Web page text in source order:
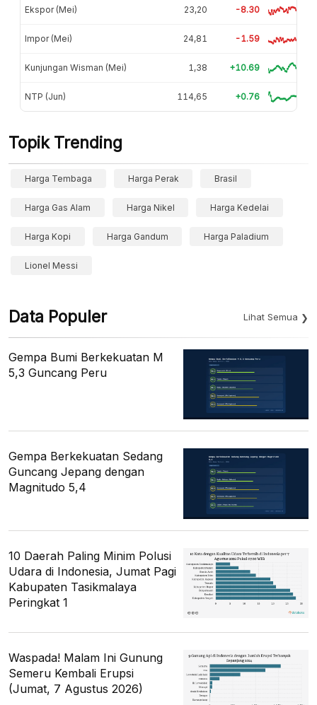
Ekspor (Mei) 23,20 -8.30
Impor (Mei) 24,81 -1.59
Kunjungan Wisman (Mei) 1,38 +10.69
NTP (Jun) 114,65 +0.76
Topik Trending
Harga Tembaga Harga Perak Brasil
Harga Gas Alam Harga Nikel Harga Kedelai
Harga Kopi Harga Gandum Harga Paladium
Lionel Messi
Data Populer Lihat Semua
Gempa Bumi Berkekuatan M
5,3 Guncang Peru
Gempa Berkekuatan Sedang
Guncang Jepang dengan
Magnitudo 5,4
10 Daerah Paling Minim Polusi
Udara di Indonesia, Jumat Pagi
Kabupaten Tasikmalaya
Peringkat 1
Waspada! Malam Ini Gunung
Semeru Kembali Erupsi
(Jumat, 7 Agustus 2026)